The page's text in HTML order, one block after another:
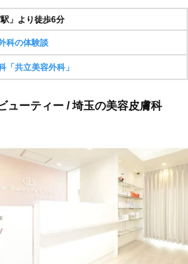
」より徒歩6分
科の体験談
「共立美容外科」
ューティー / 埼玉の美容皮膚科